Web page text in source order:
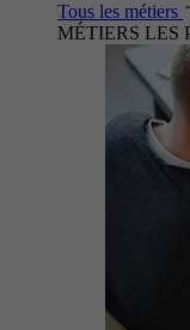
Tous les métiers
MÉTIERS LES